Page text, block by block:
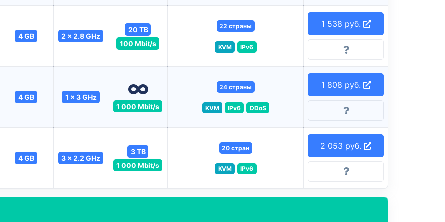
4 GB 2 x 2.8 GHz
20 TB
100 Mbit/s
22 страны
KVM IPv6
1 538 руб.
4 GB
1 x 3 GHz
1 000 Mbit/s
24 страны
KVM IPv6 DDoS
1 808 руб.
4 GB 3 x 2.2 GHz
3 TB
1 000 Mbit/s
20 стран
KVM IPv6
2 053 руб.